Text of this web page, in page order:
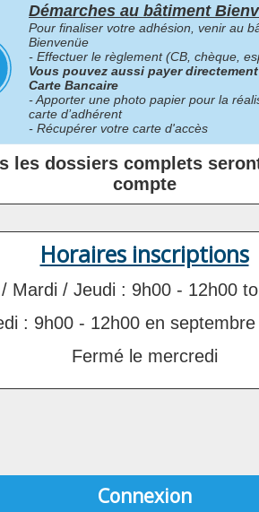
Démarches au bâtiment
Pour finaliser votre adhésion, venir au
Bienvenüe
- Effectuer le règlement (CB, chèque,
Vous pouvez aussi payer
Carte Bancaire
- Apporter une photo papier pour la
carte d’adhérent
- Récupérer votre carte d'accès
les dossiers complets
compte
Horaires inscriptions
Mardi / Jeudi : 9h00 - 12h00
: 9h00 - 12h00 en
Fermé le mercredi
Connexion